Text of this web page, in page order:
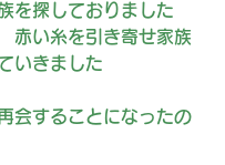
を探しておりました
赤い糸を引き寄せ家族
いきました
会することになったの